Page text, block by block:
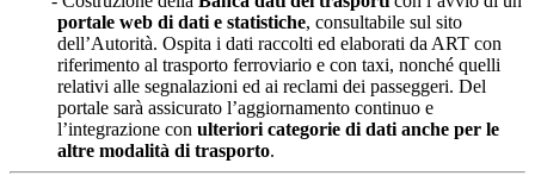
portale web di dati e statistiche, consultabile sul sito
dell’Autorità. Ospita i dati raccolti ed elaborati da ART con
riferimento al trasporto ferroviario e con taxi, nonché quelli
relativi alle segnalazioni ed ai reclami dei passeggeri. Del
portale sarà assicurato l’aggiornamento continuo e
l’integrazione con ulteriori categorie di dati anche per le
altre modalità di trasporto.